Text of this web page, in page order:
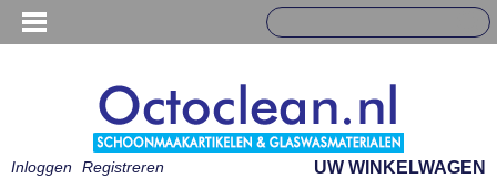
Inloggen Registreren UW WINKELWAGEN